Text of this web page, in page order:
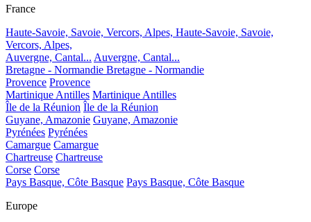
France
Haute-Savoie, Savoie, Vercors, Alpes, Haute-Savoie, Savoie,
Vercors, Alpes,
Auvergne, Cantal... Auvergne, Cantal...
Bretagne - Normandie Bretagne - Normandie
Provence Provence
Martinique Antilles Martinique Antilles
Île de la Réunion Île de la Réunion
Guyane, Amazonie Guyane, Amazonie
Pyrénées Pyrénées
Camargue Camargue
Chartreuse Chartreuse
Corse Corse
Pays Basque, Côte Basque Pays Basque, Côte Basque
Europe